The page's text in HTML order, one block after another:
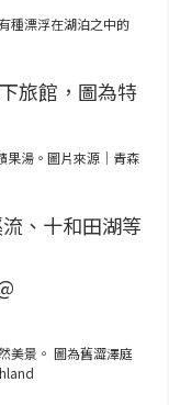
種漂浮在湖泊之中的
果湯。圖片來源│青森
美景。 圖為舊澀澤庭